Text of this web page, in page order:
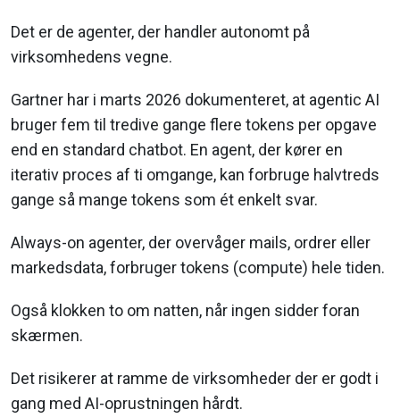
Det er de agenter, der handler autonomt på
virksomhedens vegne.
Gartner har i marts 2026 dokumenteret, at agentic AI
bruger fem til tredive gange flere tokens per opgave
end en standard chatbot. En agent, der kører en
iterativ proces af ti omgange, kan forbruge halvtreds
gange så mange tokens som ét enkelt svar.
Always-on agenter, der overvåger mails, ordrer eller
markedsdata, forbruger tokens (compute) hele tiden.
Også klokken to om natten, når ingen sidder foran
skærmen.
Det risikerer at ramme de virksomheder der er godt i
gang med AI-oprustningen hårdt.